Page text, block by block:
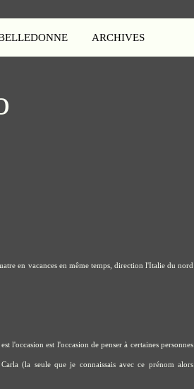
ARCHIVES
en vacances en même temps, direction l'Italie du nord
l'occasion est l'occasion de penser à certaines personnes
(la seule que je connaissais avec ce prénom alors